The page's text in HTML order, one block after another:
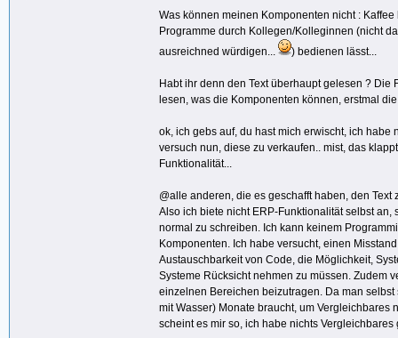
Was können meinen Komponenten nicht :
Programme durch Kollegen/Kolleginnen (nicht
ausreichned würdigen...
) bedienen lässt...
Habt ihr denn den Text überhaupt gelesen ?
lesen, was die Komponenten können, erstmal
ok, ich gebs auf, du hast mich erwischt, ich
versuch nun, diese zu verkaufen.. mist, das
Funktionalität...
@alle anderen, die es geschafft haben, den Text
Also ich biete nicht ERP-Funktionalität selbst
normal zu schreiben. Ich kann keinem
Komponenten. Ich habe versucht, einen
Austauschbarkeit von Code, die Möglichkeit,
Systeme Rücksicht nehmen zu müssen. Zudem
einzelnen Bereichen beizutragen. Da man
mit Wasser) Monate braucht, um
scheint es mir so, ich habe nichts Vergleichbares